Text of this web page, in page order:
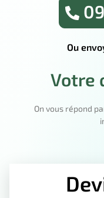
Ou
Votre
On vous répond